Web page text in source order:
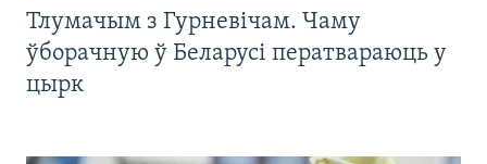
Тлумачым з Гурневічам. Чаму
ўборачную ў Беларусі ператвараюць у
цырк